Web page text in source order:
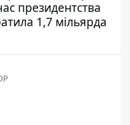
президентства
1,7 мільярда